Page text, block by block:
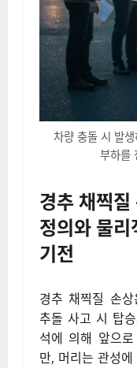
차량 충돌 시 발
부하를
경추 채찍질
정의와 물리
기전
경추 채찍질 손
추돌 사고 시 탑
석에 의해 앞으
만, 머리는 관성